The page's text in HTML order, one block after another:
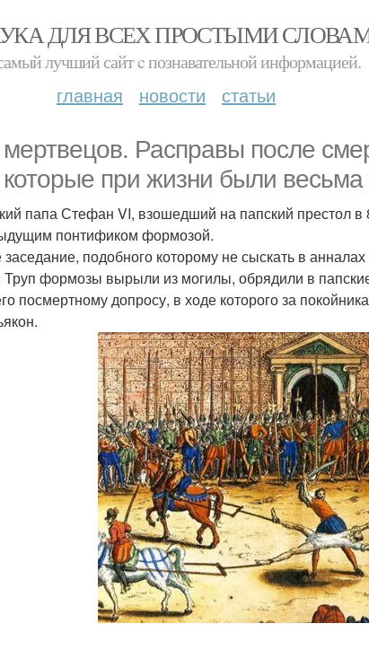
ДЛЯ ВСЕХ ПРОСТЫМИ
лучший сайт c познавательной информацией.
главная новости статьи
мертвецов. Расправы после
при жизни были
папа Стефан VI, взошедший на папский престол в
понтификом формозой.
подобного которому не сыскать в
Труп формозы вырыли из могилы, обрядили в
посмертному допросу, в ходе которого за